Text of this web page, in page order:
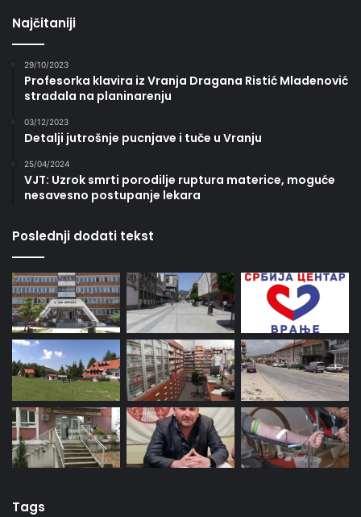
Najčitaniji
29/10/2023
Profesorka klavira iz Vranja Dragana Ristić Mladenović
stradala na planinarenju
03/12/2023
Detalji jutrošnje pucnjave i tuče u Vranju
25/04/2024
VJT: Uzrok smrti porodilje ruptura materice, moguće
nesavesno postupanje lekara
Poslednji dodati tekst
Tags